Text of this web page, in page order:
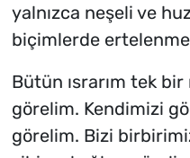
yalnızca neşeli ve
biçimlerde
Bütün ısrarım tek bir
görelim. Kendimizi
görelim. Bizi